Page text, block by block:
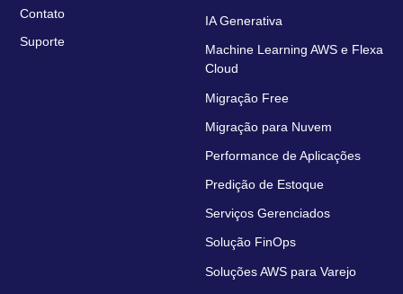
Contato
Suporte
IA Generativa
Machine Learning AWS e Flexa
Cloud
Migração Free
Migração para Nuvem
Performance de Aplicações
Predição de Estoque
Serviços Gerenciados
Solução FinOps
Soluções AWS para Varejo